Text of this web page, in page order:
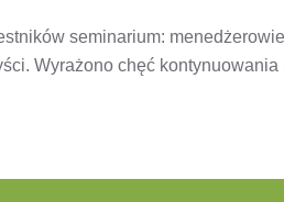
seminarium:
Wyrażono chęć kontynuowania